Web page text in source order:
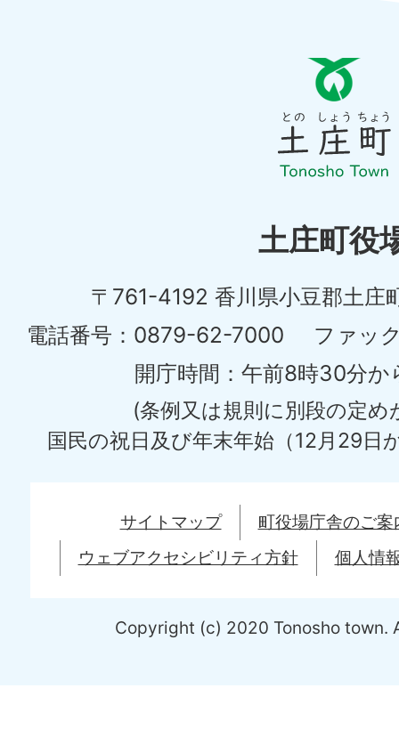
の
し
ょ
ち
う
土
庄
町
Tonosyo
Town
土庄町役
〒761-4192 香川県小豆郡土庄
電話番号：0879-62-7000
ファッ
開庁時間：午前8時30分か
(条例又は規則に別段の定め
国民の祝日及び年末年始（12月29日
サイトマップ
町役場庁舎のご案
ウェブアクセシビリティ方針
個人情
Copyright (c) 2020 Tonosho town.